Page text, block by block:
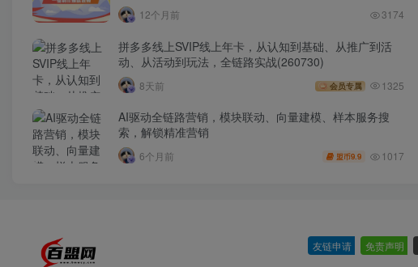
12个月前 3174
拼多多线上SVIP线上年卡，从认知到基础、从推广到活
动、从活动到玩法，全链路实战(260730)
8天前 会员专属 1325
AI驱动全链路营销，模块联动、向量建模、样本服务搜
索，解锁精准营销
6个月前 盟币9.9 1017
友链申请 免责声明